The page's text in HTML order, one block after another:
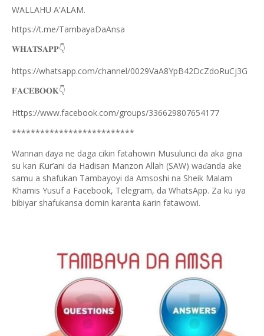
WALLAHU A'ALAM.
https://t.me/TambayaDaAnsa
𝐖𝐇𝐀𝐓𝐒𝐀𝐏𝐏👇
https://whatsapp.com/channel/0029VaA8YpB42DcZdoRuCj3G
𝐅𝐀𝐂𝐄𝐁𝐎𝐎𝐊👇
Https://www.facebook.com/groups/336629807654177
**************************
Wannan ɗaya ne daga cikin fatahowin Musulunci da aka gina
su kan Ƙur’ani da Hadisan Manzon Allah (SAW) waɗanda ake
samu a shafukan Tambayoyi da Amsoshi na Sheik Malam
Khamis Yusuf a Facebook, Telegram, da WhatsApp. Za ku iya
bibiyar shafukansa domin karanta ƙarin fatawowi.